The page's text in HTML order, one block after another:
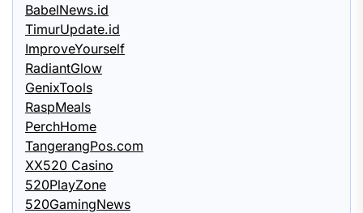
BabelNews.id
TimurUpdate.id
ImproveYourself
RadiantGlow
GenixTools
RaspMeals
PerchHome
TangerangPos.com
XX520 Casino
520PlayZone
520GamingNews